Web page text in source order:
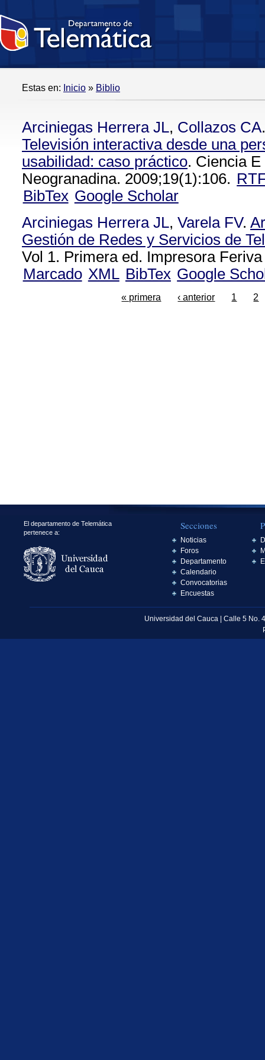
Estas en: Inicio » Biblio
Arciniegas Herrera JL, Collazos CA.
Televisión interactiva desde una
usabilidad: caso práctico. Ciencia
Neogranadina. 2009;19(1):106.
BibTex Google Scholar
Arciniegas Herrera JL, Varela FV.
Gestión de Redes y Servicios de
Vol 1. Primera ed. Impresora
Marcado XML BibTex Google
« primera ‹ anterior 1 2
El departamento de Telemática
pertenece a:
Secciones
Noticias
Foros
Departamento
Calendario
Convocatorias
Encuestas
Universidad del Cauca | Calle 5 No.